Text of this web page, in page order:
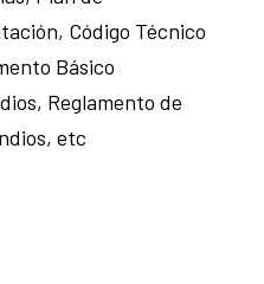
Código Técnico
Básico
Reglamento de
etc